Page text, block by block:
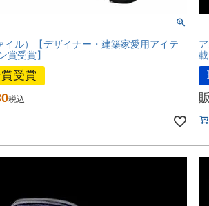
イル）【デザイナー・建築家愛用アイテ
賞受賞】
受賞
税込